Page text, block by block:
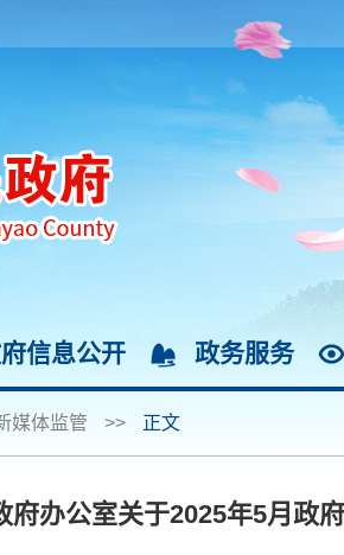
信息公开 政务服务
媒体监管 >> 正文
府办公室关于2025年5月政